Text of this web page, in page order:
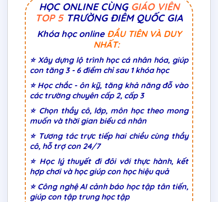
HỌC ONLINE CÙNG GIÁO VIÊN
TOP 5 TRƯỜNG ĐIỂM QUỐC GIA
Khóa học online ĐẦU TIÊN VÀ DUY
NHẤT:
⭐ Xây dựng lộ trình học cá nhân hóa, giúp
con tăng 3 - 6 điểm chỉ sau 1 khóa học
⭐ Học chắc - ôn kỹ, tăng khả năng đỗ vào
các trường chuyên cấp 2, cấp 3
⭐ Chọn thầy cô, lớp, môn học theo mong
muốn và thời gian biểu cá nhân
⭐ Tương tác trực tiếp hai chiều cùng thầy
cô, hỗ trợ con 24/7
⭐ Học lý thuyết đi đôi với thực hành, kết
hợp chơi và học giúp con học hiệu quả
⭐ Công nghệ AI cảnh báo học tập tân tiến,
giúp con tập trung học tập